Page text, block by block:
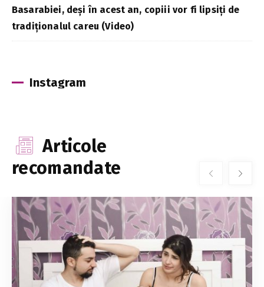
Basarabiei, deși în acest an, copiii vor fi lipsiți de
tradiționalul careu (Video)
Instagram
Articole
recomandate